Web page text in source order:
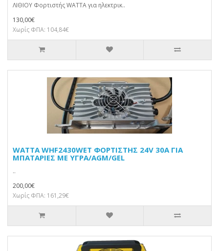
ΛΙΘΙΟΥ Φορτιστής WATTA για ηλεκτρικ..
130,00€
Χωρίς ΦΠΑ: 104,84€
WATTA WHF2430WET ΦΟΡΤΙΣΤΗΣ 24V 30A ΓΙΑ
ΜΠΑΤΑΡΙΕΣ ΜΕ ΥΓΡΑ/AGM/GEL
..
200,00€
Χωρίς ΦΠΑ: 161,29€